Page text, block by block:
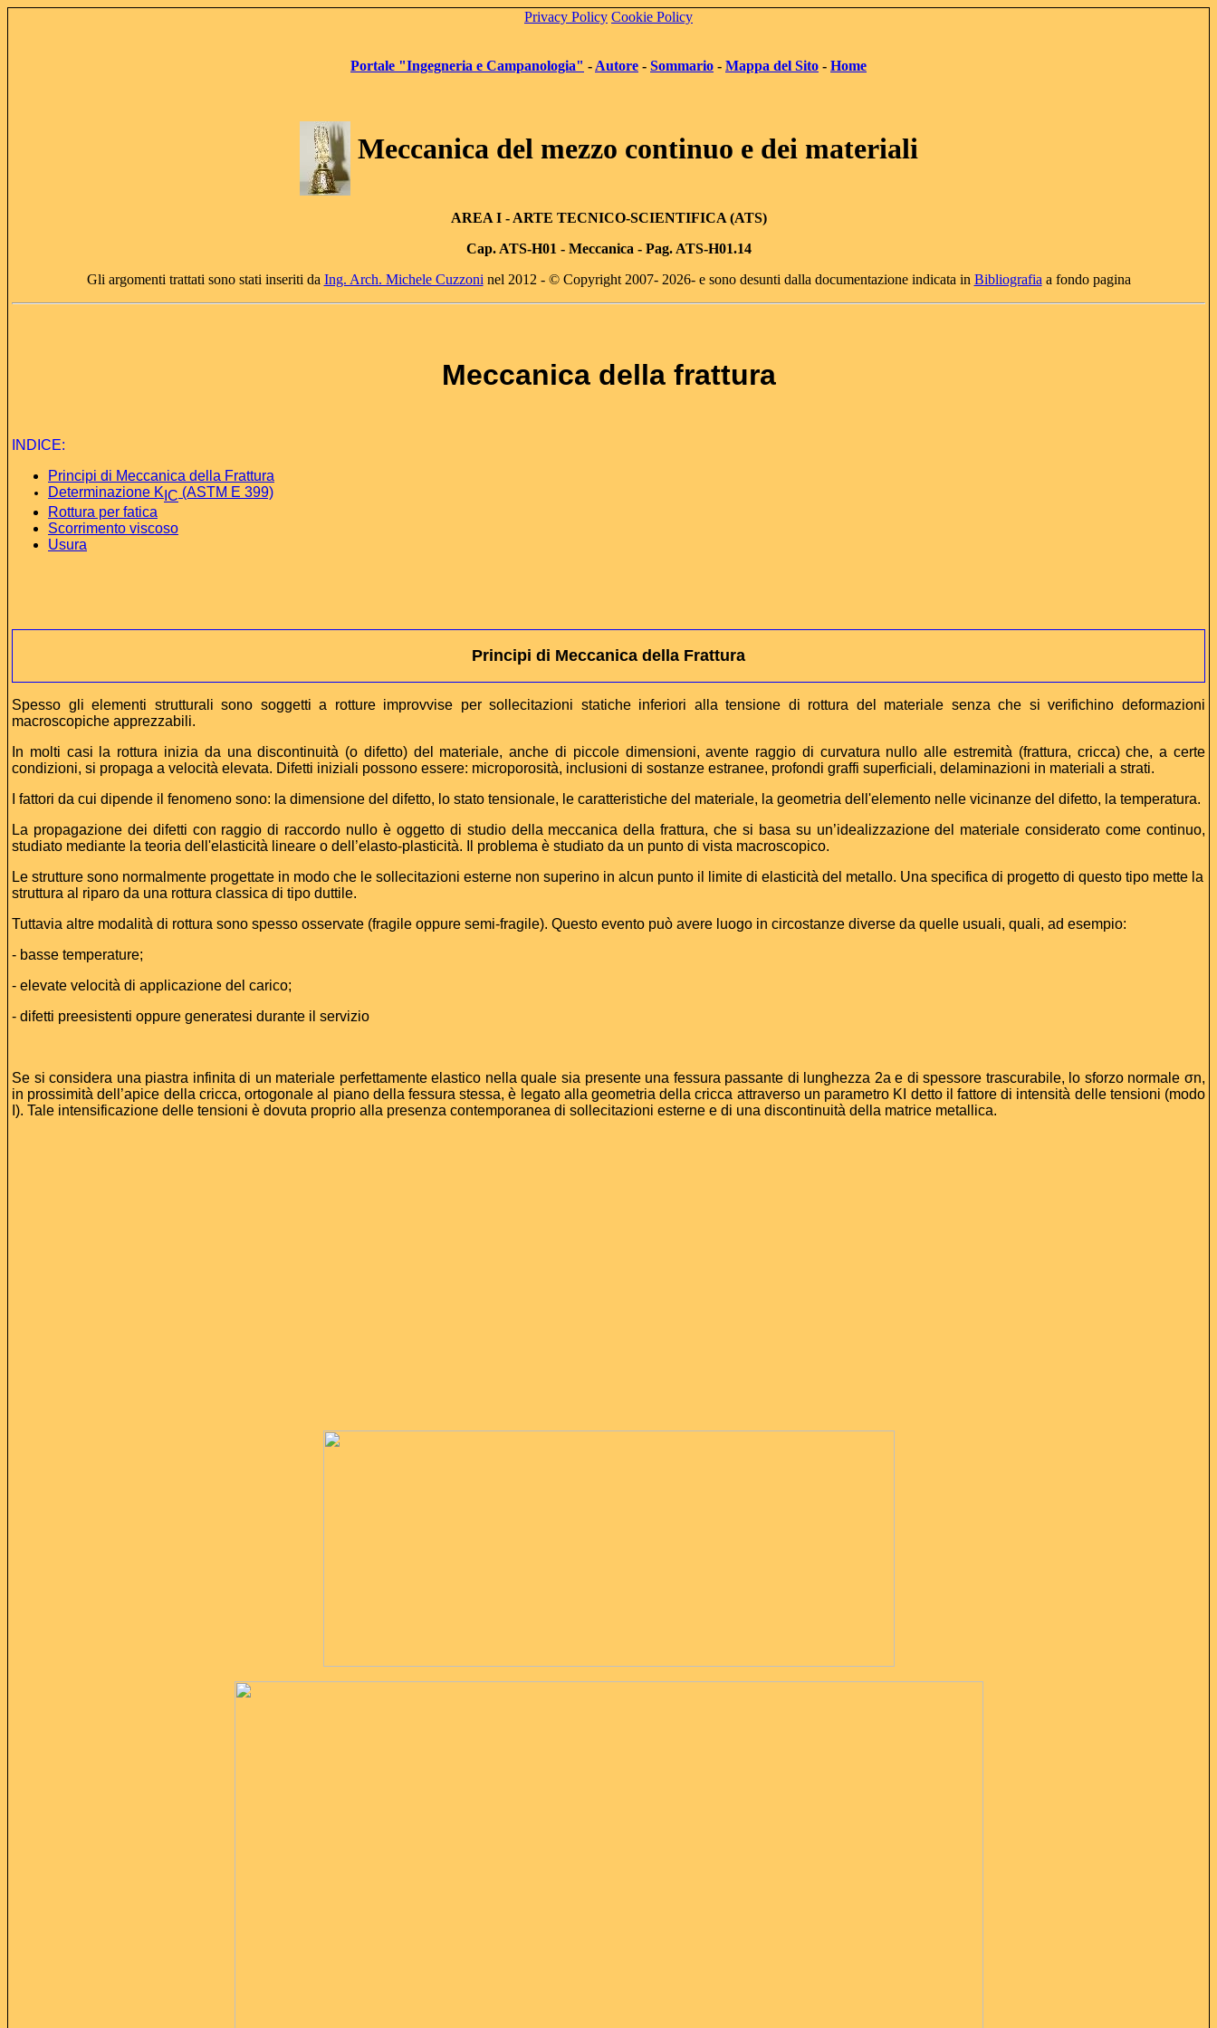
Privacy Policy Cookie Policy
Portale "Ingegneria e Campanologia" - Autore - Sommario - Mappa del Sito - Home
Meccanica del mezzo continuo e dei materiali
AREA I- ARTE TECNICO-SCIENTIFICA (ATS)
Cap. ATS-H01 - Meccanica - Pag. ATS-H01.14
Gli argomenti trattati sono stati inseriti da Ing. Arch. Michele Cuzzoni nel 2012 - © Copyright 2007- 2026- e sono desunti dalla documentazione indicata in Bibliografia a fondo pagina
Meccanica della frattura
INDICE:
Principi di Meccanica della Frattura
Determinazione K IC (ASTM E 399)
Rottura per fatica
Scorrimento viscoso
Usura
Principi di Meccanica della Frattura
Spesso gli elementi strutturali sono soggetti a rotture improvvise per sollecitazioni statiche inferiori alla tensione di rottura del materiale senza che si verifichino deformazioni
macroscopiche apprezzabili.
In molti casi la rottura inizia da una discontinuità (o difetto) del materiale, anche di piccole dimensioni, avente raggio di curvatura nullo alle estremità (frattura, cricca) che, a certe
condizioni, si propaga a velocità elevata. Difetti iniziali possono essere: microporosità, inclusioni di sostanze estranee, profondi graffi superficiali, delaminazioni in materiali a strati.
I fattori da cui dipende il fenomeno sono: la dimensione del difetto, lo stato tensionale, le caratteristiche del materiale, la geometria dell'elemento nelle vicinanze del difetto, la temperatura.
La propagazione dei difetti con raggio di raccordo nullo è oggetto di studio della meccanica della frattura, che si basa su un’idealizzazione del materiale considerato come continuo,
studiato mediante la teoria dell'elasticità lineare o dell’elasto-plasticità. Il problema è studiato da un punto di vista macroscopico.
Le strutture sono normalmente progettate in modo che le sollecitazioni esterne non superino in alcun punto il limite di elasticità del metallo. Una specifica di progetto di questo tipo mette la
struttura al riparo da una rottura classica di tipo duttile.
Tuttavia altre modalità di rottura sono spesso osservate (fragile oppure semi-fragile). Questo evento può avere luogo in circostanze diverse da quelle usuali, quali, ad esempio:
- basse temperature;
- elevate velocità di applicazione del carico;
- difetti preesistenti oppure generatesi durante il servizio
Se si considera una piastra infinita di un materiale perfettamenteelastico nella quale sia presente una fessura passante di lunghezza 2a e di spessore trascurabile, lo sforzo normaleσn,
in prossimità dell’apice della cricca, ortogonale al piano della fessura stessa, è legato alla geometria della cricca attraverso un parametro KI detto il fattore di intensità delle tensioni (modo
I). Tale intensificazione delle tensioni è dovuta proprio alla presenza contemporanea di sollecitazioni esterne e di una discontinuità della matrice metallica.